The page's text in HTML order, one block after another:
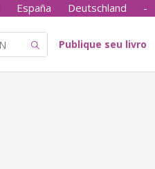
España Deutschland -
Publique seu livro